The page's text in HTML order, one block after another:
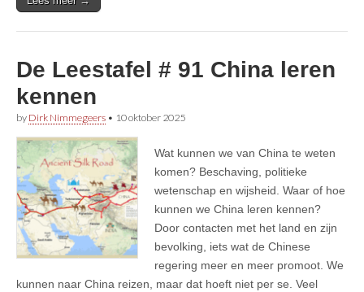
De Leestafel # 91 China leren
kennen
by Dirk Nimmegeers • 10 oktober 2025
Wat kunnen we van China te weten
komen? Beschaving, politieke
wetenschap en wijsheid. Waar of hoe
kunnen we China leren kennen?
Door contacten met het land en zijn
bevolking, iets wat de Chinese
regering meer en meer promoot. We
kunnen naar China reizen, maar dat hoeft niet per se. Veel